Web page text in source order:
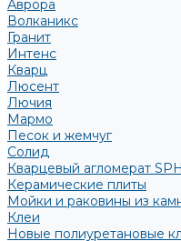
Аврора
Волканикс
Гранит
Интенс
Кварц
Люсент
Лючия
Мармо
Песок и жемчуг
Солид
Кварцевый агломерат
Керамические плиты
Мойки и раковины из
Клеи
Новые полиуретановые